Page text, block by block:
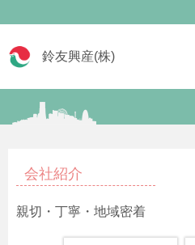
鈴友興産(株)
会社紹介
親切・丁寧・地域密着